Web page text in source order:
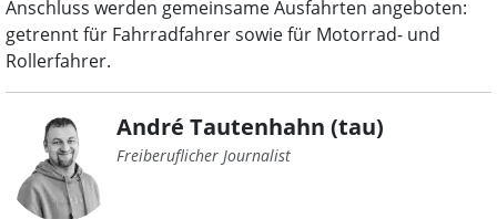
Anschluss werden gemeinsame Ausfahrten angeboten:
getrennt für Fahrradfahrer sowie für Motorrad- und
Rollerfahrer.
André Tautenhahn (tau)
Freiberuflicher Journalist